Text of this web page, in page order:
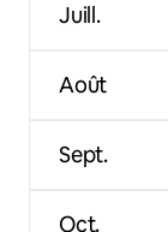
Juill.
Août
Sept.
Oct.